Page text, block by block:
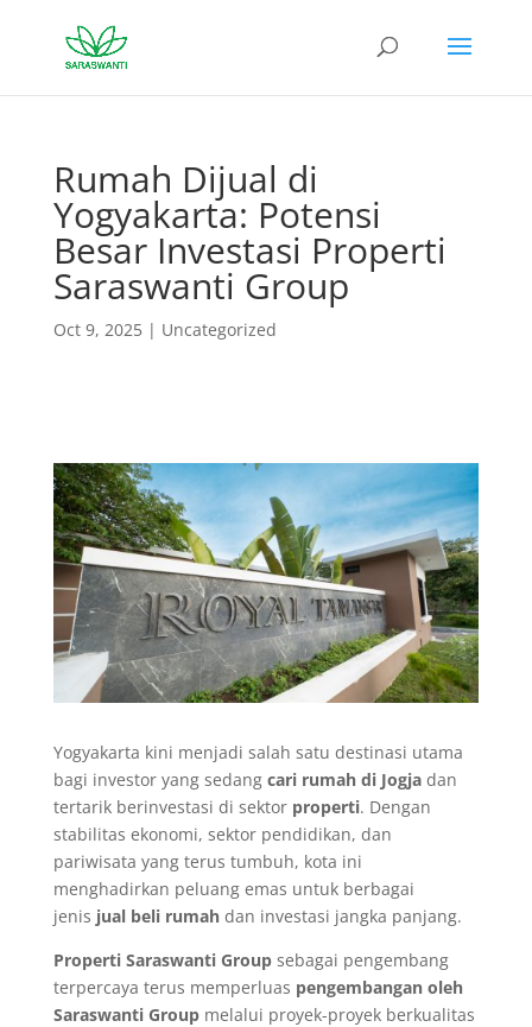
Rumah Dijual di
Yogyakarta: Potensi
Besar Investasi Properti
Saraswanti Group
Oct 9, 2025| Uncategorized
Yogyakarta kini menjadi salah satu destinasi utama
bagi investor yang sedang cari rumah di Jogjadan
tertarik berinvestasi di sektor properti. Dengan
stabilitas ekonomi, sektor pendidikan, dan
pariwisata yang terus tumbuh, kota ini
menghadirkan peluang emas untuk berbagai
jenis jual beli rumahdan investasi jangka panjang.
Properti Saraswanti Groupsebagai pengembang
terpercaya terus memperluas pengembangan oleh
Saraswanti Groupmelalui proyek-proyek berkualitas